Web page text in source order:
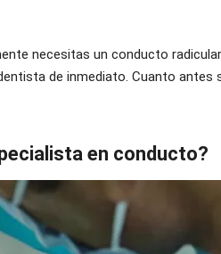
necesitas un conducto
de inmediato. Cuanto antes
en conducto?